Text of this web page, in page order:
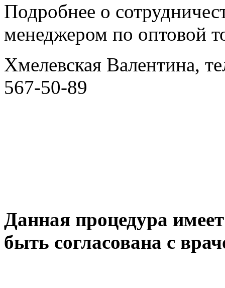
Подробнее о
менеджером по оптовой
Хмелевская Валентина,
567-50-89
Данная процедура
быть согласована с